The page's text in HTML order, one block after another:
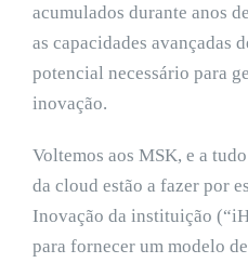
acumulados durante anos
as capacidades avançadas
potencial necessário para
inovação.
Voltemos aos MSK, e a
da cloud estão a fazer por
Inovação da instituição
para fornecer um modelo